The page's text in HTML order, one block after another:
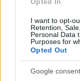
I want to opt-
Retention,
Personal Data
Purposes for
Opted Out
Google